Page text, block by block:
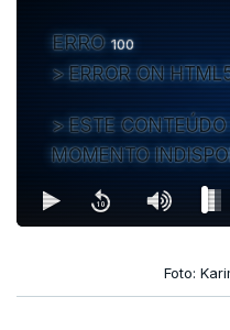
ERRO100
ERROR ON
ESTE
MOMENTO
Foto: